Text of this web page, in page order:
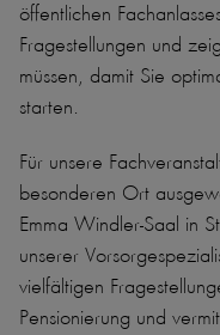
öffentlichen
Fragestellungen und
müssen, damit Sie
starten.
Für unsere
besonderen Ort
Emma Windler-Saal in
unserer
vielfältigen
Pensionierung und